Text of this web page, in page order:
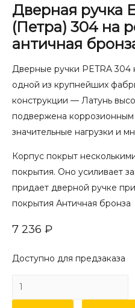
Дверная ручка
(Петра) 304 на
античная
Дверные ручки PETRA 304
одной из крупнейших
конструкции — Латунь
подвержена
значительные нагрузки и
Корпус покрыт
покрытия. Оно усиливает
придает дверной ручке
покрытия Античная бронза
7 236 ₽
Доступно для предзаказа
Количество
товара